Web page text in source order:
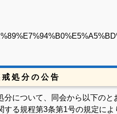
戒 処 分 の 公 告
について、同会から以下のと
る規程第3条第1号の規定によ